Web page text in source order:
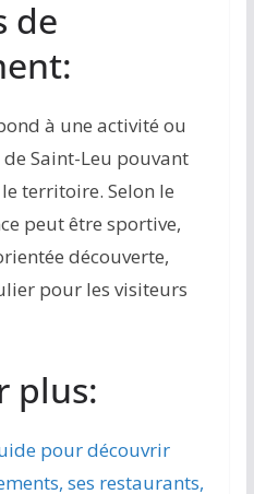
de
à une activité ou
Saint-Leu pouvant
territoire. Selon le
peut être sportive,
découverte,
pour les visiteurs
plus:
pour découvrir
ses restaurants,